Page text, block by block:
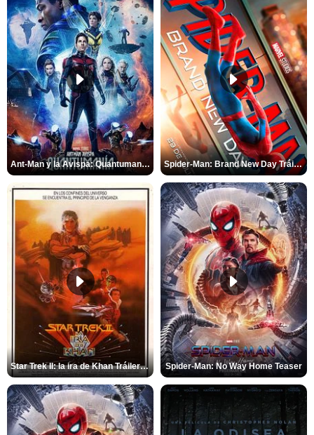
Ant-Man y la Avispa: Quantumanía Tráiler (2) Spider-Man: Brand New Day Tráiler (3)
Star Trek II: la ira de Khan Tráiler VO Spider-Man: No Way Home Teaser